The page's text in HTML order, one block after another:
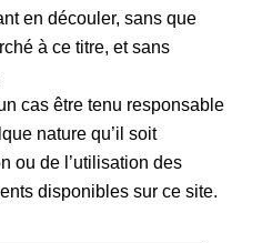
en découler, sans que
à ce titre, et sans
cas être tenu responsable
nature qu’il soit
ou de l’utilisation des
disponibles sur ce site.